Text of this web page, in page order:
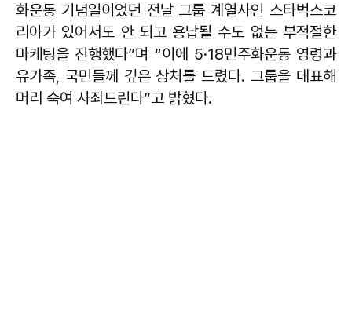
화운동 기념일이었던 전날 그룹 계열사인 스타벅스코
리아가 있어서도 안 되고 용납될 수도 없는 부적절한
마케팅을 진행했다”며 “이에 5·18민주화운동 영령과
유가족, 국민들께 깊은 상처를 드렸다. 그룹을 대표해
머리 숙여 사죄드린다”고 밝혔다.